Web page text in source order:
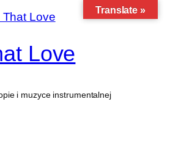
Love
i muzyce instrumentalnej
Translate »